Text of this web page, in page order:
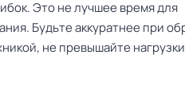
Это не лучшее время для
Будьте аккуратнее при
не превышайте